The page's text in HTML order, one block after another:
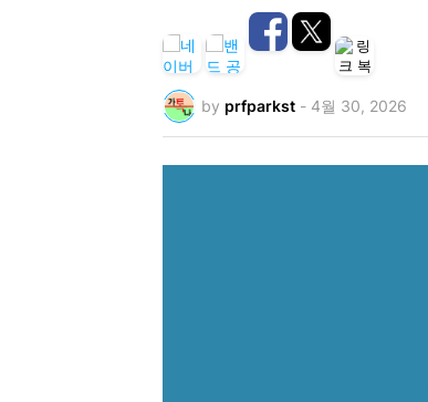
by prfparkst - 4월 30, 2026